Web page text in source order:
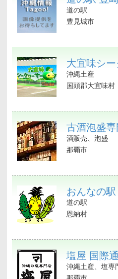
道の駅
豊見城市
大宜味シ
沖縄土産
国頭郡大宜味村
古酒泡盛
酒販売、泡盛
那覇市
おんなの
道の駅
恩納村
塩屋 国際
沖縄土産、塩専